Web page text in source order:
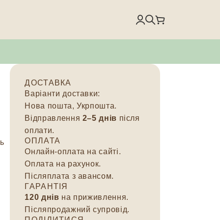
ДОСТАВКА
Варіанти доставки:
Нова пошта, Укрпошта.
Відправлення 2–5 днів після
оплати.
ОПЛАТА
Онлайн-оплата на сайті.
Оплата на рахунок.
Післяплата з авансом.
ГАРАНТІЯ
120 днів на приживлення.
Післяпродажний супровід.